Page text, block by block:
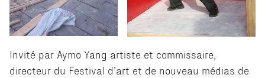
Invité par Aymo Yang artiste et commissaire,
directeur du Festival d’art et de nouveau médias de